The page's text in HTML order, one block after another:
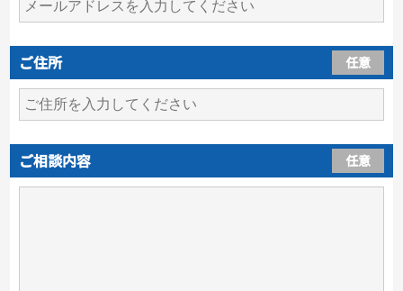
ご住所 任意
ご相談内容 任意